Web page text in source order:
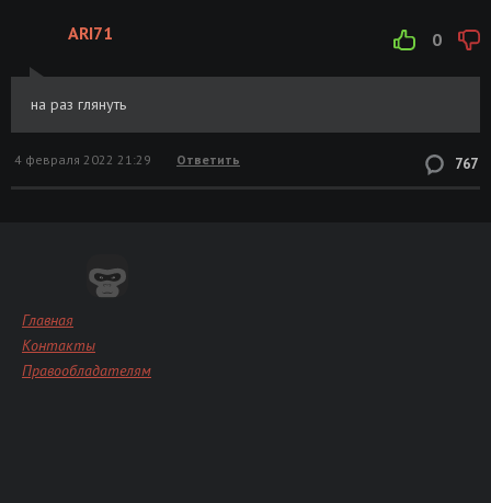
0
ARI71
на раз глянуть
767
4 февраля 2022 21:29 Ответить
Главная
Контакты
Правообладателям